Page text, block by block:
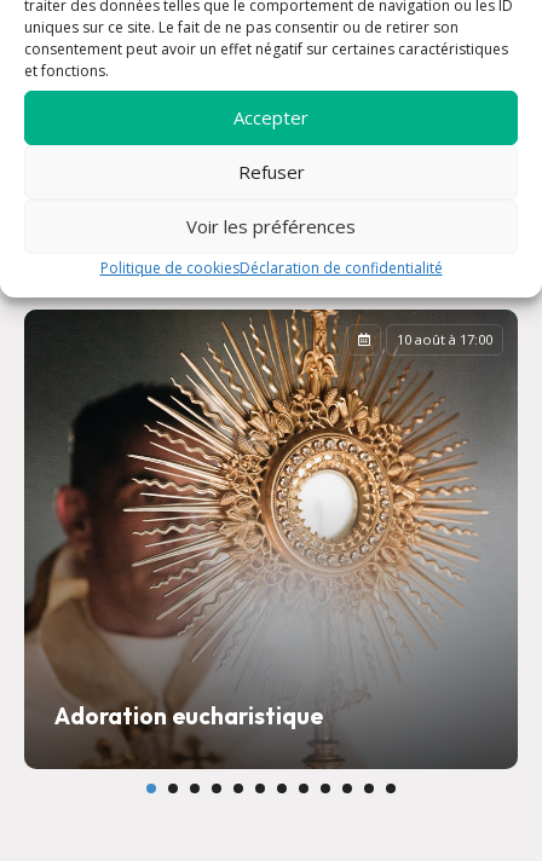
traiter des données telles que le comportement de navigation ou les ID
uniques sur ce site. Le fait de ne pas consentir ou de retirer son
consentement peut avoir un effet négatif sur certaines caractéristiques
et fonctions.
Accepter
Refuser
Voir les préférences
Politique de cookiesDéclaration de confidentialité
+ Ajouter à mon calendrier
Prochainement dans la
paroisse
Adoration eucharistique
10 août à 17:00